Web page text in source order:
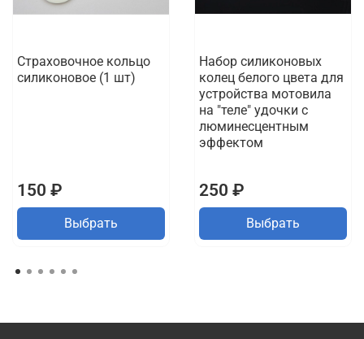
Страховочное кольцо
силиконовое (1 шт)
150 ₽
Выбрать
Набор силиконовых
колец белого цвета для
устройства мотовила
на "теле" удочки c
люминесцентным
эффектом
250 ₽
Выбрать